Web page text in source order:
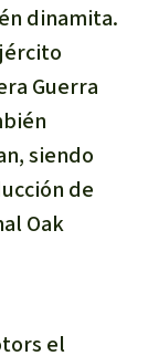
dinamita.
Guerra
siendo
de
Oak
el